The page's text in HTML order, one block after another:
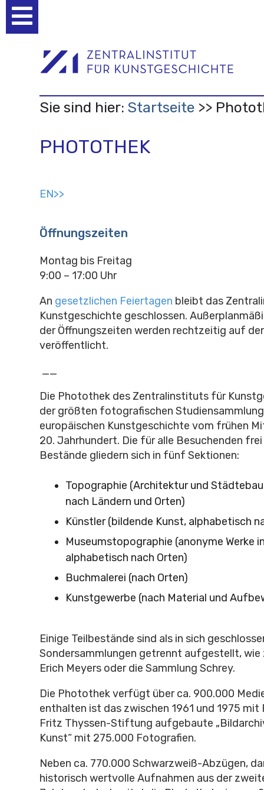
Werkzeuge
Sie sind hier: Startseite
PHOTOTHEK
EN>>
Öffnungszeiten
Montag bis Freitag
9:00 – 17:00 Uhr
An gesetzlichen Feiertagen bleibt das
Kunstgeschichte geschlossen.
der Öffnungszeiten werden rechtzeitig auf
veröffentlicht.
__
Die Photothek des Zentralinstituts für
der größten fotografischen
europäischen Kunstgeschichte vom frühen
20. Jahrhundert. Die für alle Besuchenden
Bestände gliedern sich in fünf Sektionen:
Topographie (Architektur und
nach Ländern und Orten)
Künstler (bildende Kunst, alphabetisch
Museumstopographie (anonyme Werke
alphabetisch nach Orten)
Buchmalerei (nach Orten)
Kunstgewerbe (nach Material und
Einige Teilbestände sind als in sich
Sondersammlungen getrennt aufgestellt, wie
Erich Meyers oder die Sammlung Schrey.
Die Photothek verfügt über ca. 900.000
enthalten ist das zwischen 1961 und 1975
Fritz Thyssen-Stiftung aufgebaute
Kunst“ mit 275.000 Fotografien.
Neben ca. 770.000 Schwarzweiß-Abzügen,
historisch wertvolle Aufnahmen aus der